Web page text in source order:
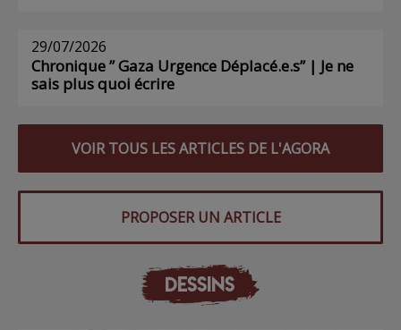
29/07/2026
Chronique ” Gaza Urgence Déplacé.e.s” | Je ne
sais plus quoi écrire
VOIR TOUS LES ARTICLES DE L'AGORA
PROPOSER UN ARTICLE
DESSINS